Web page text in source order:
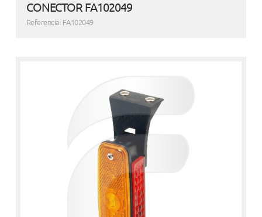
CONECTOR FA102049
Referencia: FA102049